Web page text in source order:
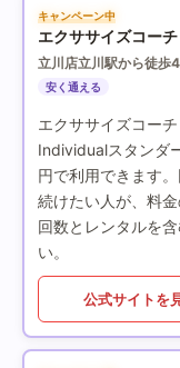
キャンペーン中
エクササイズコーチ
立川店立川駅から徒歩
安く通える
エクササイズコー
Individualスタンダ
円で利用できます
続けたい人が、料
回数とレンタルを
い。
公式サイトを